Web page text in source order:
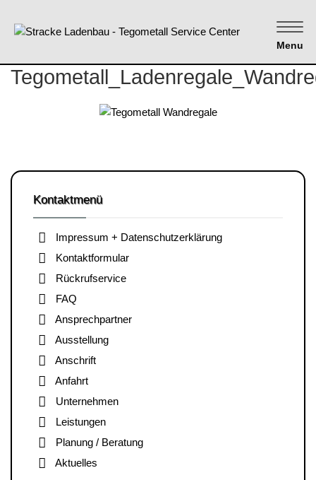
Menu
Kontaktmenü
Impressum + Datenschutzerklärung
Kontaktformular
Rückrufservice
FAQ
Ansprechpartner
Ausstellung
Anschrift
Anfahrt
Unternehmen
Leistungen
Planung / Beratung
Aktuelles